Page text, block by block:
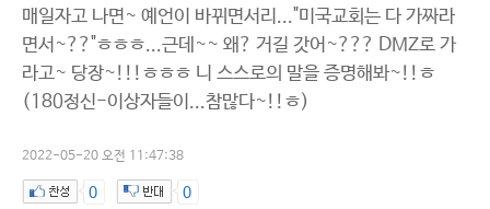
매일자고 나면~ 예언이 바뀌면서리..."미국교회는 다 가짜라
면서~??"ㅎㅎㅎ...근데~~ 왜? 거길 갓어~??? DMZ로 가
라고~ 당장~!!!ㅎㅎㅎ 니 스스로의 말을 증명해봐~!!ㅎ
(180정신-이상자들이...참많다~!!ㅎ)
2022-05-20 오전 11:47:38
0 0